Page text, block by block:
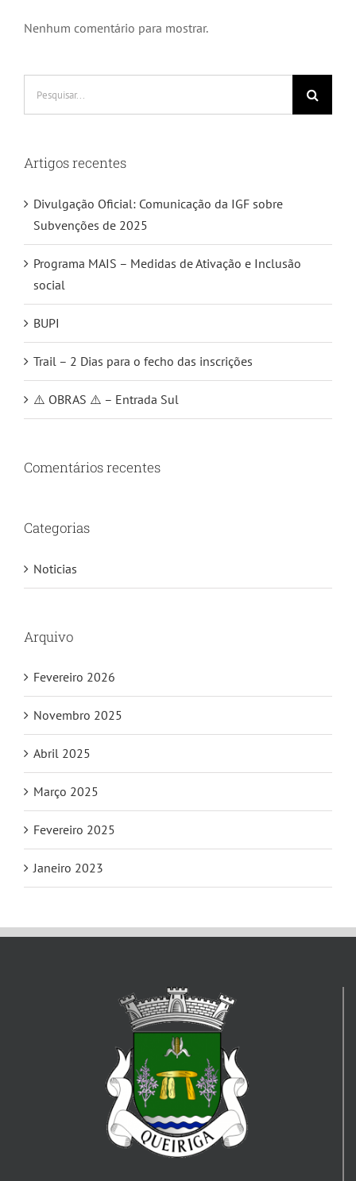
Nenhum comentário para mostrar.
Artigos recentes
Divulgação Oficial: Comunicação da IGF sobre
Subvenções de 2025
Programa MAIS – Medidas de Ativação e Inclusão
social
BUPI
Trail – 2 Dias para o fecho das inscrições
⚠️ OBRAS ⚠️ – Entrada Sul
Comentários recentes
Categorias
Noticias
Arquivo
Fevereiro 2026
Novembro 2025
Abril 2025
Março 2025
Fevereiro 2025
Janeiro 2023